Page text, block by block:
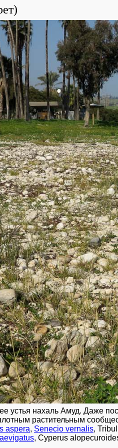
Google ,OpenStreetMap ,Yandex)
озеро, Кинерет) –
(максимальная глубина 45 м)
«кинор», от этого слова и
2730 квадратных
долину Аюн, Голанские высоты,
слиянием 3 рек – Хермон
Блюм в долине Хула. Кинерет –
моря.
долиной Кинерета, местами очень
горами – краями разлома,
источники, о целебных
окрестностей озера
из Египта в Месопотамию и
народнохозяйственное значение.
За последние годы
низкая на планете точка земной и
(не выше 30 летом и не ниже 12
значения), в том числе
"житель" озера –
и связанные с этими местами
от озера расположено множество
В месте впадения Иордана в
водоток (нахаль) Амуд (координаты
именно здесь находился Эдем
21101
устья нахаль Амуд. Даже
растительным
aspera, Senecio vernalis,
, Cyperus